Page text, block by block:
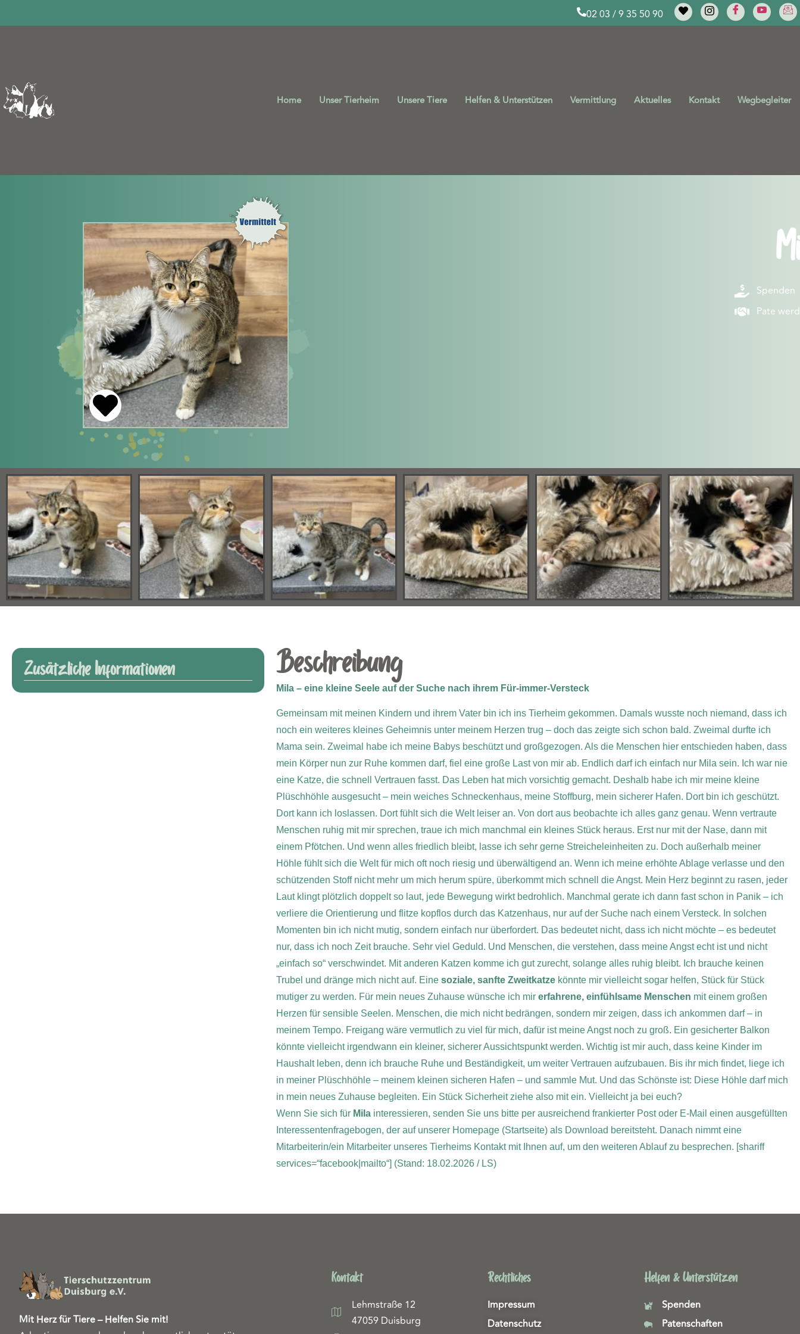
02 03 / 9 35 50 90
Home Unser Tierheim Unsere Tiere Helfen & Unterstützen Vermittlung Aktuelles Kontakt Wegbegleiter
Spenden
Pate
Zusätzliche Informationen Beschreibung
Mila – eine kleine Seele auf der Suche nach ihrem Für-immer-Versteck
Gemeinsam mit meinen Kindern und ihrem Vater bin ich ins Tierheim gekommen. Damals wusste noch niemand, dass ich
noch ein weiteres kleines Geheimnis unter meinem Herzen trug – doch das zeigte sich schon bald. Zweimal durfte ich
Mama sein. Zweimal habe ich meine Babys beschützt und großgezogen. Als die Menschen hier entschieden haben, dass
mein Körper nun zur Ruhe kommen darf, fiel eine große Last von mir ab. Endlich darf ich einfach nur Mila sein. Ich war nie
eine Katze, die schnell Vertrauen fasst. Das Leben hat mich vorsichtig gemacht. Deshalb habe ich mir meine kleine
Plüschhöhle ausgesucht – mein weiches Schneckenhaus, meine Stoffburg, mein sicherer Hafen. Dort bin ich geschützt.
Dort kann ich loslassen. Dort fühlt sich die Welt leiser an. Von dort aus beobachte ich alles ganz genau. Wenn vertraute
Menschen ruhig mit mir sprechen, traue ich mich manchmal ein kleines Stück heraus. Erst nur mit der Nase, dann mit
einem Pfötchen. Und wenn alles friedlich bleibt, lasse ich sehr gerne Streicheleinheiten zu. Doch außerhalb meiner
Höhle fühlt sich die Welt für mich oft noch riesig und überwältigend an. Wenn ich meine erhöhte Ablage verlasse und den
schützenden Stoff nicht mehr um mich herum spüre, überkommt mich schnell die Angst. Mein Herz beginnt zu rasen, jeder
Laut klingt plötzlich doppelt so laut, jede Bewegung wirkt bedrohlich. Manchmal gerate ich dann fast schon in Panik – ich
verliere die Orientierung und flitze kopflos durch das Katzenhaus, nur auf der Suche nach einem Versteck. In solchen
Momenten bin ich nicht mutig, sondern einfach nur überfordert. Das bedeutet nicht, dass ich nicht möchte – es bedeutet
nur, dass ich noch Zeit brauche. Sehr viel Geduld. Und Menschen, die verstehen, dass meine Angst echt ist und nicht
„einfach so“ verschwindet. Mit anderen Katzen komme ich gut zurecht, solange alles ruhig bleibt. Ich brauche keinen
Trubel und dränge mich nicht auf. Eine soziale, sanfte Zweitkatzekönnte mir vielleicht sogar helfen, Stück für Stück
mutiger zu werden. Für mein neues Zuhause wünsche ich mir erfahrene, einfühlsame Menschen mit einem großen
Herzen für sensible Seelen. Menschen, die mich nicht bedrängen, sondern mir zeigen, dass ich ankommen darf – in
meinem Tempo. Freigang wäre vermutlich zu viel für mich, dafür ist meine Angst noch zu groß. Ein gesicherter Balkon
könnte vielleicht irgendwann ein kleiner, sicherer Aussichtspunkt werden. Wichtig ist mir auch, dass keine Kinder im
Haushalt leben, denn ich brauche Ruhe und Beständigkeit, um weiter Vertrauen aufzubauen. Bis ihr mich findet, liege ich
in meiner Plüschhöhle – meinem kleinen sicheren Hafen – und sammle Mut. Und das Schönste ist: Diese Höhle darf mich
in mein neues Zuhause begleiten. Ein Stück Sicherheit ziehe also mit ein. Vielleicht ja bei euch?
Wenn Sie sich fürMila interessieren, senden Sie uns bitte per ausreichend frankierter Post oder E-Mail einen ausgefüllten
Interessentenfragebogen, der auf unserer Homepage (Startseite) als Download bereitsteht. Danach nimmt eine
Mitarbeiterin/ein Mitarbeiter unseres Tierheims Kontakt mit Ihnen auf, um den weiteren Ablauf zu besprechen. [shariff
services=“facebook|mailto“] (Stand: 18.02.2026 / LS)
Mit Herz für Tiere – Helfen Sie mit!
Kontakt
Lehmstraße 12
47059 Duisburg
Rechtliches
Impressum
Datenschutz
Helfen & Unterstützen
Spenden
Patenschaften